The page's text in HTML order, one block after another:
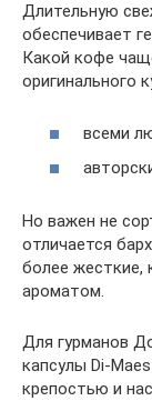
Длительную
обеспечивает
Какой кофе
оригинального
всеми
Но важен не
отличается
более жесткие,
ароматом.
Для гурманов
капсулы Di-
крепостью и